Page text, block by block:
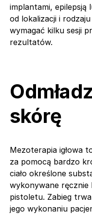
implantami, epilepsją
od lokalizacji i
wymagać kilku sesji
rezultatów.
skórę
Mezoterapia igłowa
za pomocą bardzo
ciało określone
wykonywane ręcznie
pistoletu. Zabieg
jego wykonaniu